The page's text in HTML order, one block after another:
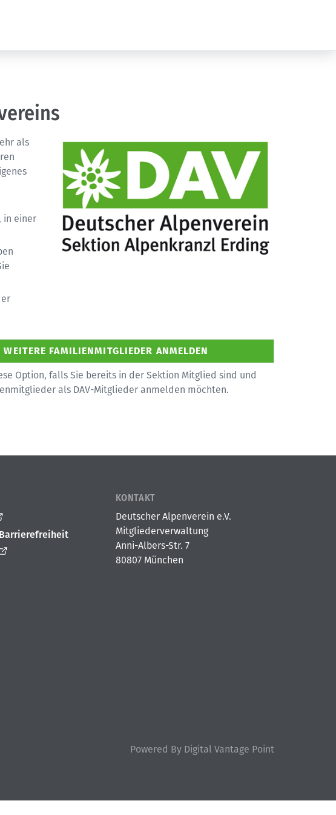
als
in einer
Option, falls Sie bereits in der Sektion Mitglied sind und
als DAV-Mitglieder anmelden möchten.
KONTAKT
Deutscher Alpenverein e.V.
Mitgliederverwaltung
Anni-Albers-Str. 7
80807 München
Powered By Digital Vantage Point